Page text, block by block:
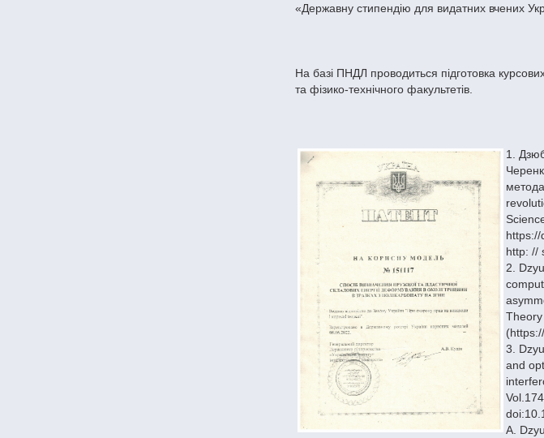
«Державну стипендію для видатних вчених
На базі ПНДЛ проводиться підготовка
та фізико-технічного
1.
https://
http: //
2.
3.
and
А.